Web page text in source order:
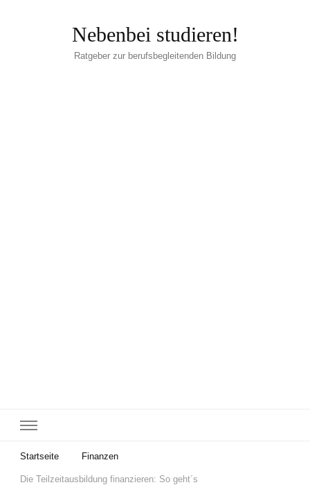
Nebenbei studieren!
Ratgeber zur berufsbegleitenden Bildung
Startseite Finanzen
Die Teilzeitausbildung finanzieren: So geht´s